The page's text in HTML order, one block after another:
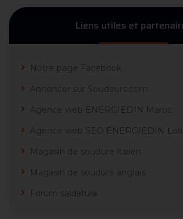
Liens utiles et
Notre page Facebook
Annoncer sur Soudeurs.com
Agence web ENERGIEDIN Maroc
Agence web SEO ENERGIEDIN
Magasin de soudure italien
Magasin de soudure anglais
Forum saldatura